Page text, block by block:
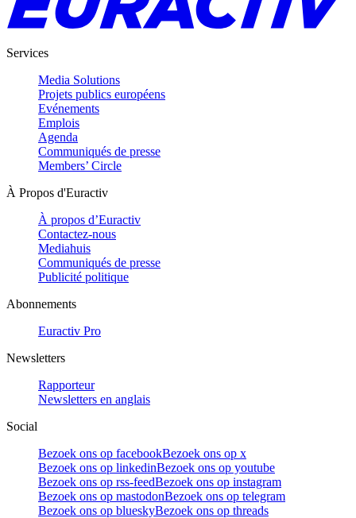
Services
Media Solutions
Projets publics européens
Evénements
Emplois
Agenda
Communiqués de presse
Members’ Circle
À Propos d'Euractiv
À propos d’Euractiv
Contactez-nous
Mediahuis
Communiqués de presse
Publicité politique
Abonnements
Euractiv Pro
Newsletters
Rapporteur
Newsletters en anglais
Social
Bezoek ons op facebookBezoek ons op x
Bezoek ons op linkedinBezoek ons op youtube
Bezoek ons op rss-feedBezoek ons op instagram
Bezoek ons op mastodonBezoek ons op telegram
Bezoek ons op blueskyBezoek ons op threads